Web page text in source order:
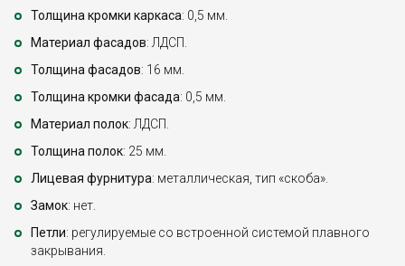
Толщина кромки каркаса: 0,5 мм.
Материал фасадов: ЛДСП.
Толщина фасадов: 16 мм.
Толщина кромки фасада: 0,5 мм.
Материал полок: ЛДСП.
Толщина полок: 25 мм.
Лицевая фурнитура: металлическая, тип «скоба».
Замок: нет.
Петли: регулируемые со встроенной системой плавного
закрывания.